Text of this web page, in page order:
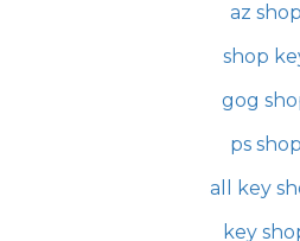
az shop
shop
gog
ps shop
all key
key